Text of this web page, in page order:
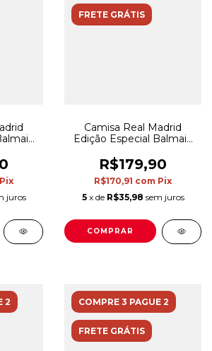
Pix
juros
FRETE GRÁTIS
Camisa Real Madrid
Edição Especial Balmain
Masculina - Branca
R$179,90
R$170,91 com Pix
5 x de R$35,98 sem juros
COMPRAR
2 COMPRE 3 PAGUE 2
FRETE GRÁTIS